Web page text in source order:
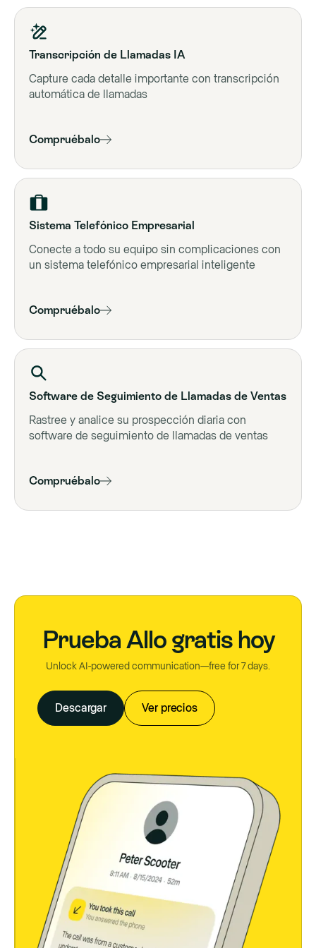
Transcripción de Llamadas IA
Capture cada detalle importante con transcripción
automática de llamadas
Compruébalo
Sistema Telefónico Empresarial
Conecte a todo su equipo sin complicaciones con
un sistema telefónico empresarial inteligente
Compruébalo
Software de Seguimiento de Llamadas de Ventas
Rastree y analice su prospección diaria con
software de seguimiento de llamadas de ventas
Compruébalo
Prueba Allo gratis hoy
Unlock AI-powered communication—free for 7 days.
Descargar Ver precios